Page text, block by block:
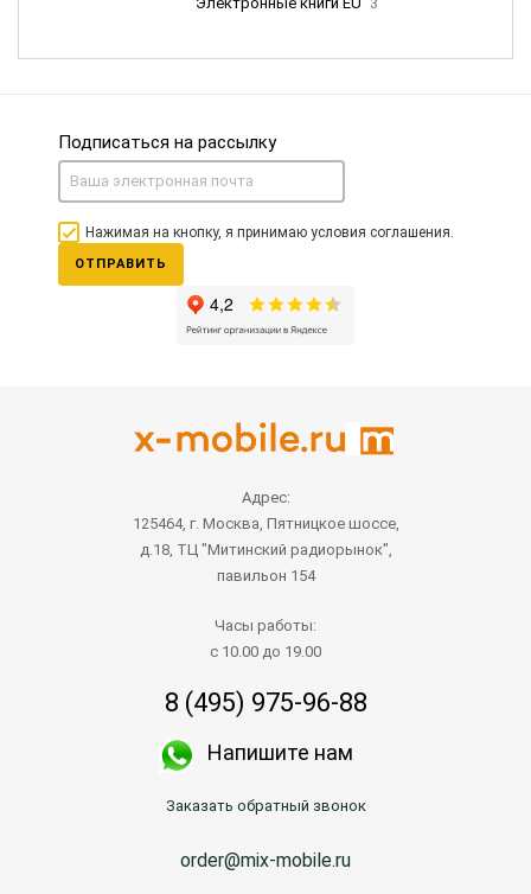
Подписаться на рассылку
Нажимая на кнопку, я принимаю условия соглашения.
ОТПРАВИТЬ
Адрес:
125464, г. Москва, Пятницкое шоссе,
д.18, ТЦ "Митинский радиорынок",
павильон 154
Часы работы:
с 10.00 до 19.00
8 (495) 975-96-88
Напишите нам
Заказать обратный звонок
order@mix-mobile.ru